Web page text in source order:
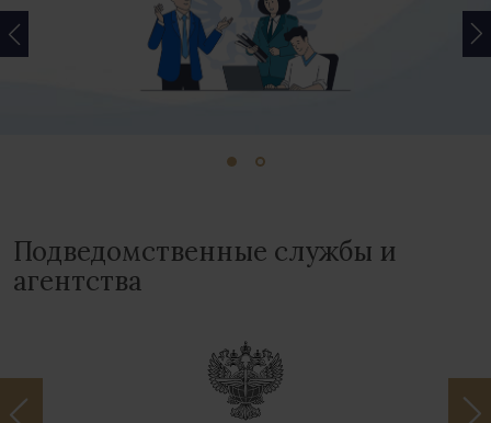
Подведомственные службы и
агентства